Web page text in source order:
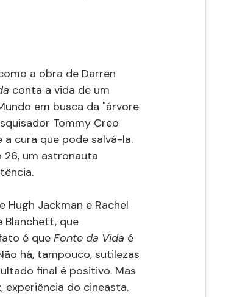
a obra de Darren
conta a vida de um
em busca da "árvore
Tommy Creo
cura que pode salvá-la.
26, um astronauta
Jackman e Rachel
Blanchett, que
é que Fonte da Vida é
há, tampouco, sutilezas
final é positivo. Mas
experiência do cineasta.